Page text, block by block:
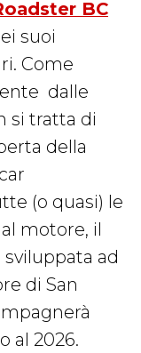
BC
suoi
Come
dalle
si tratta di
della
(o quasi) le
motore, il
sviluppata ad
di San
al 2026.